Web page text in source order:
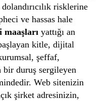
risklerine
ve hassas hale
maaşlarıyattığı an
kitle, dijital
şeffaf,
bir duruş sergileyen
Web sitenizin
şirket adresinizin,